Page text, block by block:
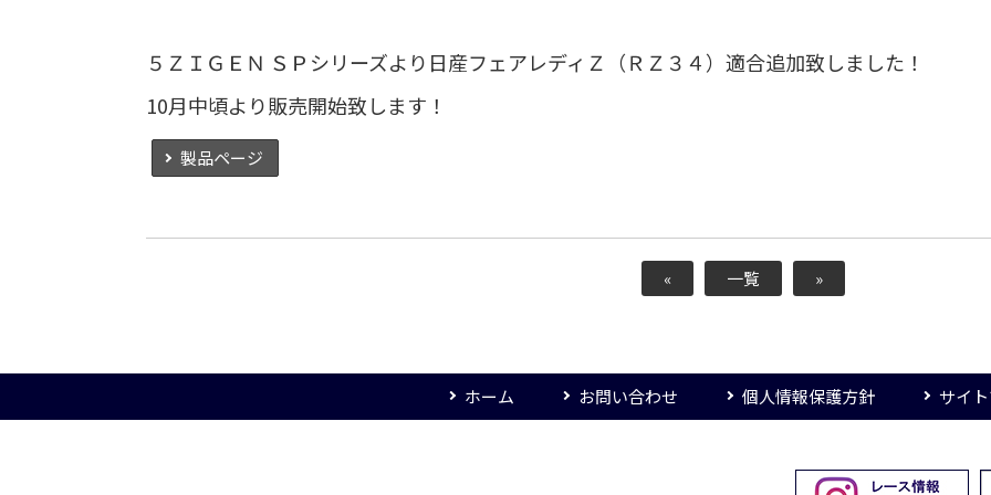
５ＺＩＧＥＮ ＳＰシリーズより日産フェアレディＺ（ＲＺ３４）適合追加致しました！
10月中頃より販売開始致します！
製品ページ
« 一覧 »
ホーム お問い合わせ 個人情報保護方針 サイ